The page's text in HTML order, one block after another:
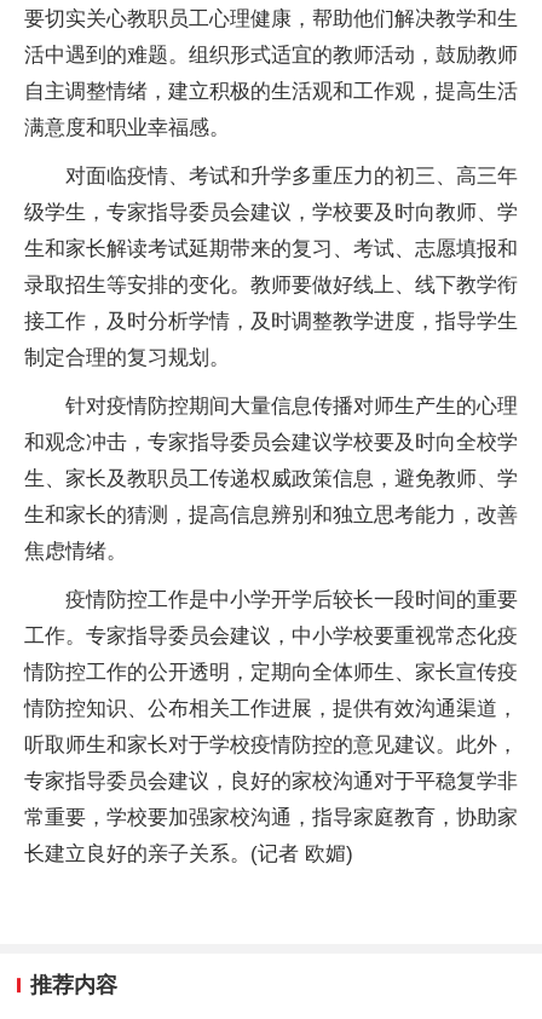
要切实关心教职员工心理健康，帮助他们解决教学和生
活中遇到的难题。组织形式适宜的教师活动，鼓励教师
自主调整情绪，建立积极的生活观和工作观，提高生活
满意度和职业幸福感。
对面临疫情、考试和升学多重压力的初三、高三年
级学生，专家指导委员会建议，学校要及时向教师、学
生和家长解读考试延期带来的复习、考试、志愿填报和
录取招生等安排的变化。教师要做好线上、线下教学衔
接工作，及时分析学情，及时调整教学进度，指导学生
制定合理的复习规划。
针对疫情防控期间大量信息传播对师生产生的心理
和观念冲击，专家指导委员会建议学校要及时向全校学
生、家长及教职员工传递权威政策信息，避免教师、学
生和家长的猜测，提高信息辨别和独立思考能力，改善
焦虑情绪。
疫情防控工作是中小学开学后较长一段时间的重要
工作。专家指导委员会建议，中小学校要重视常态化疫
情防控工作的公开透明，定期向全体师生、家长宣传疫
情防控知识、公布相关工作进展，提供有效沟通渠道，
听取师生和家长对于学校疫情防控的意见建议。此外，
专家指导委员会建议，良好的家校沟通对于平稳复学非
常重要，学校要加强家校沟通，指导家庭教育，协助家
长建立良好的亲子关系。(记者 欧媚)
推荐内容